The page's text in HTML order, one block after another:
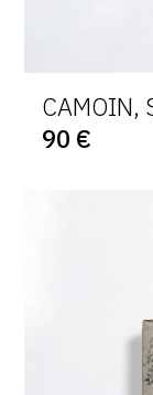
CAMOIN,
90 €